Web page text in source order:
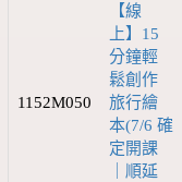
1152M050
【線
上】15
分鐘輕
鬆創作
旅行繪
本(7/6 確
定開課
｜順延